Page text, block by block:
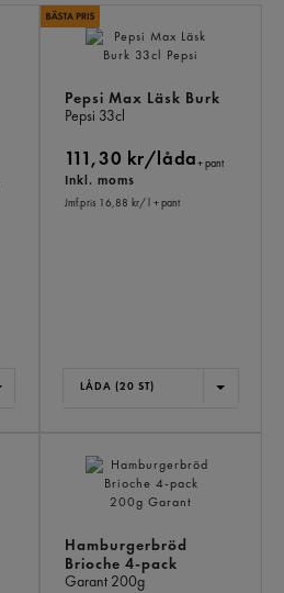
Pepsi Max Läsk Burk
Pepsi 33cl
111,30 kr/låda+ pant
Inkl. moms
Jmf.pris 16,88 kr/ l + pant
LÅDA (20 ST)
Hamburgerbröd
Brioche 4-pack
Garant 200g